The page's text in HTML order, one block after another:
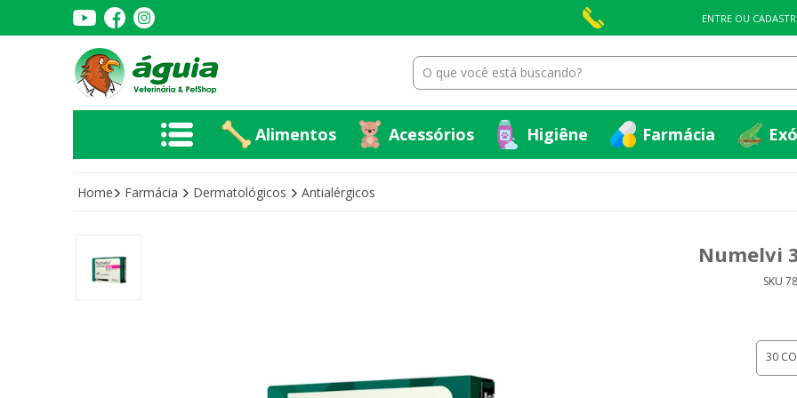
ENTRE OU
Alimentos Acessórios Higiêne Farmácia
Higiêne Farmácia
Home Farmácia Dermatológicos Antialérgicos
Numelvi
SKU
30